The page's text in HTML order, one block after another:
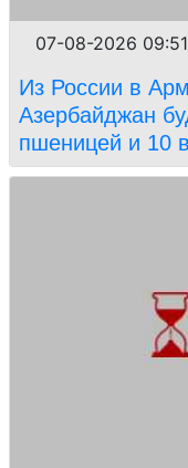
07-08-2026 09:51
Из России в
Азербайджан
пшеницей и 10